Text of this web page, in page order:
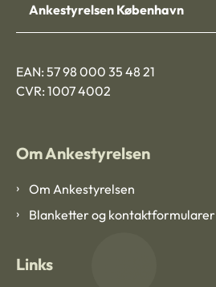
Ankestyrelsen København
EAN: 57 98 000 35 48 21
CVR: 1007 4002
Om Ankestyrelsen
Om Ankestyrelsen
Blanketter og kontaktformularer
Links